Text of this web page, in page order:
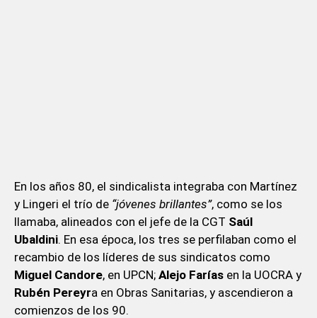
En los años 80, el sindicalista integraba con Martínez
y Lingeri el trío de“jóvenes brillantes”, como se los
llamaba, alineados con el jefe de la CGT Saúl
Ubaldini. En esa época, los tres se perfilaban como el
recambio de los líderes de sus sindicatos como
Miguel Candore, en UPCN; Alejo Faríasen la UOCRA y
Rubén Pereyra en Obras Sanitarias, y ascendieron a
comienzos de los 90.